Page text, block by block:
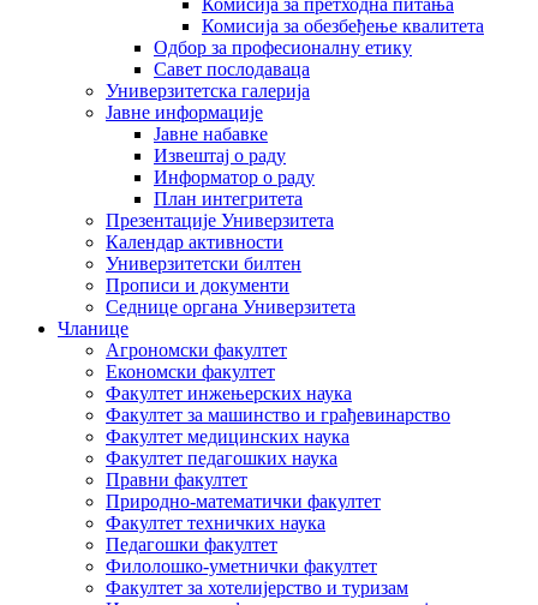
Комисија за претходна питања
Комисија за обезбеђење квалитета
Одбор за професионалну етику
Савет послодаваца
Универзитетска галерија
Јавне информације
Јавне набавке
Извештај о раду
Информатор о раду
План интегритета
Презентације Универзитета
Календар активности
Универзитетски билтен
Прописи и документи
Седнице органа Универзитета
Чланице
Агрономски факултет
Економски факултет
Факултет инжењерских наука
Факултет за машинство и грађевинарство
Факултет медицинских наука
Факултет педагошких наука
Правни факултет
Природно-математички факултет
Факултет техничких наука
Педагошки факултет
Филолошко-уметнички факултет
Факултет за хотелијерство и туризам